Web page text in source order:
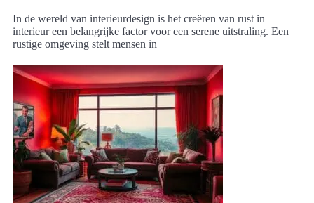
In de wereld van interieurdesign is het creëren van rust in
interieur een belangrijke factor voor een serene uitstraling. Een
rustige omgeving stelt mensen in